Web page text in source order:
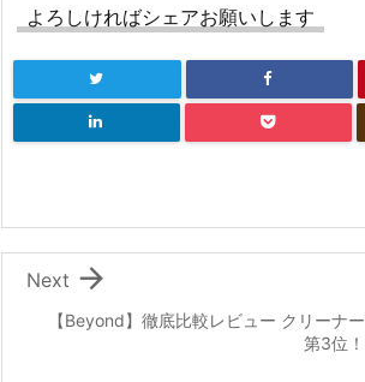
よろしければシェアお願いします
【Beyond】徹底比較レビュー クリーナー
第3位！

Next